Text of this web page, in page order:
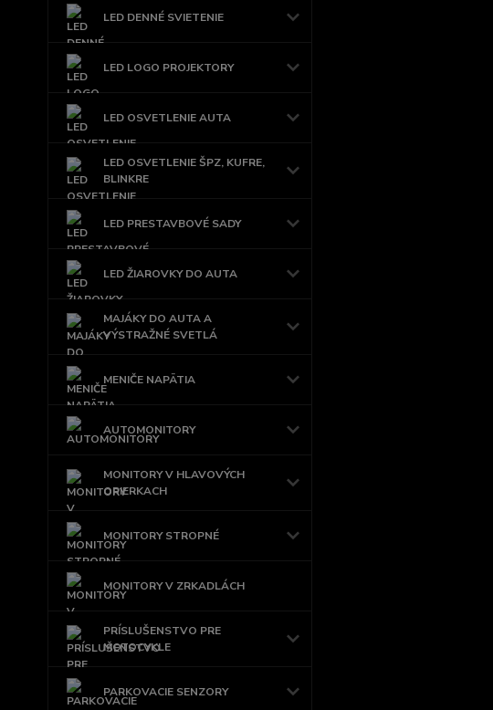
LED DENNÉ SVIETENIE
LED LOGO PROJEKTORY
LED OSVETLENIE AUTA
LED OSVETLENIE ŠPZ, KUFRE,
BLINKRE
LED PRESTAVBOVÉ SADY
LED ŽIAROVKY DO AUTA
MAJÁKY DO AUTA A
VÝSTRAŽNÉ SVETLÁ
MENIČE NAPÄTIA
AUTOMONITORY
MONITORY V HLAVOVÝCH
OPIERKACH
MONITORY STROPNÉ
MONITORY V ZRKADLÁCH
PRÍSLUŠENSTVO PRE
MOTOCYKLE
PARKOVACIE SENZORY